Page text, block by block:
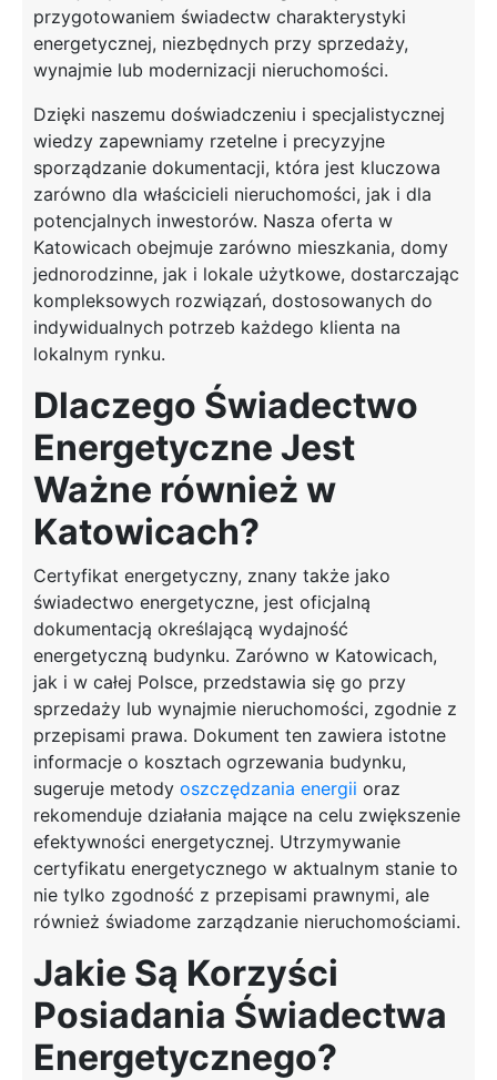
przygotowaniem świadectw charakterystyki
energetycznej, niezbędnych przy sprzedaży,
wynajmie lub modernizacji nieruchomości.
Dzięki naszemu doświadczeniu i specjalistycznej
wiedzy zapewniamy rzetelne i precyzyjne
sporządzanie dokumentacji, która jest kluczowa
zarówno dla właścicieli nieruchomości, jak i dla
potencjalnych inwestorów. Nasza oferta w
Katowicach obejmuje zarówno mieszkania, domy
jednorodzinne, jak i lokale użytkowe, dostarczając
kompleksowych rozwiązań, dostosowanych do
indywidualnych potrzeb każdego klienta na
lokalnym rynku.
Dlaczego Świadectwo
Energetyczne Jest
Ważne również w
Katowicach?
Certyfikat energetyczny, znany także jako
świadectwo energetyczne, jest oficjalną
dokumentacją określającą wydajność
energetyczną budynku. Zarówno w Katowicach,
jak i w całej Polsce, przedstawia się go przy
sprzedaży lub wynajmie nieruchomości, zgodnie z
przepisami prawa. Dokument ten zawiera istotne
informacje o kosztach ogrzewania budynku,
sugeruje metody oszczędzania energii oraz
rekomenduje działania mające na celu zwiększenie
efektywności energetycznej. Utrzymywanie
certyfikatu energetycznego w aktualnym stanie to
nie tylko zgodność z przepisami prawnymi, ale
również świadome zarządzanie nieruchomościami.
Jakie Są Korzyści
Posiadania Świadectwa
Energetycznego?